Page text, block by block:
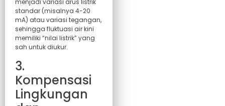
menjadi variasi arus listrik
standar (misalnya 4-20
mA) atau variasi tegangan,
sehingga fluktuasi air kini
memiliki “nilai listrik” yang
sah untuk diukur.
3.
Kompensasi
Lingkungan